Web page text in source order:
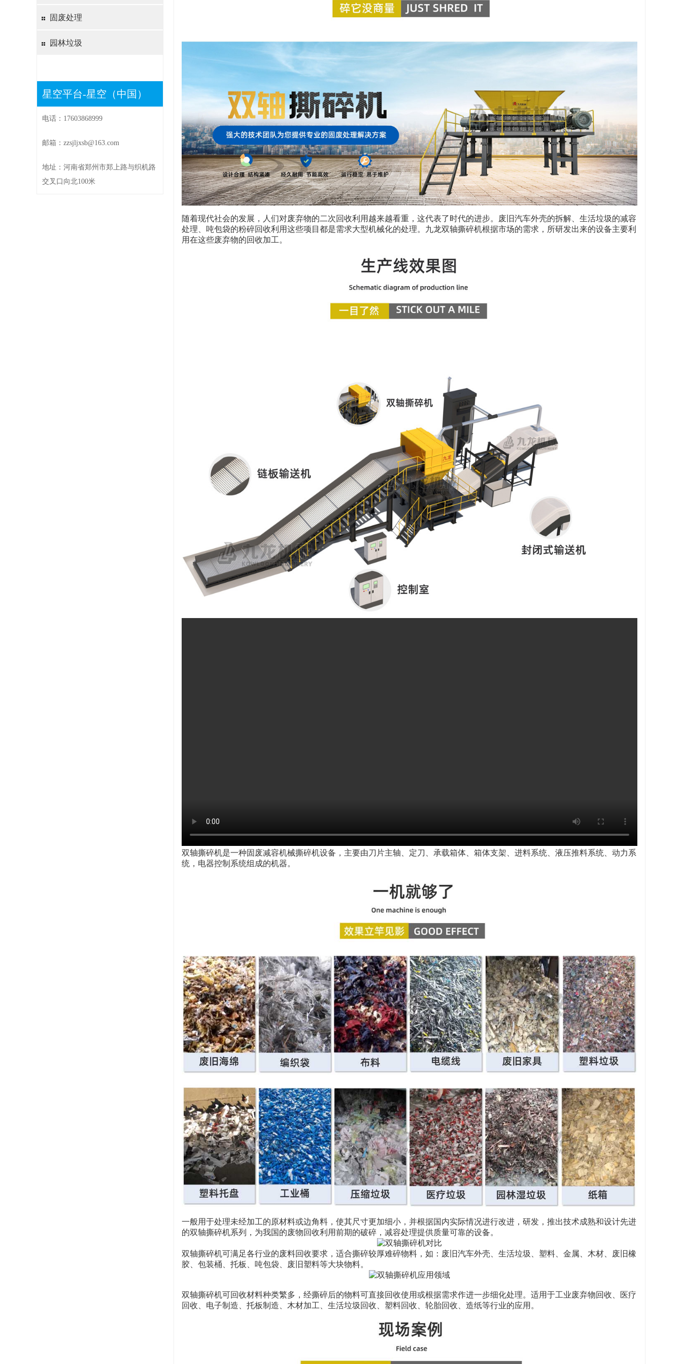
固废处理
园林垃圾
星空平台-星空（中国）
电话：17603868999
邮箱：zzsjljxsb@163.com
地址：河南省郑州市郑上路与织机路
交叉口向北100米
随着现代社会的发展，人们对废弃物的二次回收利用越来越看重，这代表了时代的进步。废旧汽车外壳的拆解、生活垃圾的减容
处理、吨包袋的粉碎回收利用这些项目都是需求大型机械化的处理。九龙双轴撕碎机根据市场的需求，所研发出来的设备主要利
用在这些废弃物的回收加工。
双轴撕碎机是一种固废减容机械撕碎机设备，主要由刀片主轴、定刀、承载箱体、箱体支架、进料系统、液压推料系统、动力系
统，电器控制系统组成的机器。
一般用于处理未经加工的原材料或边角料，使其尺寸更加细小，并根据国内实际情况进行改进，研发，推出技术成熟和设计先进
的双轴撕碎机系列，为我国的废物回收利用前期的破碎，减容处理提供质量可靠的设备。
双轴撕碎机可满足各行业的废料回收要求，适合撕碎较厚难碎物料，如：废旧汽车外壳、生活垃圾、塑料、金属、木材、废旧橡
胶、包装桶、托板、吨包袋、废旧塑料等大块物料。
双轴撕碎机可回收材料种类繁多，经撕碎后的物料可直接回收使用或根据需求作进一步细化处理。适用于工业废弃物回收、医疗
回收、电子制造、托板制造、木材加工、生活垃圾回收、塑料回收、轮胎回收、造纸等行业的应用。